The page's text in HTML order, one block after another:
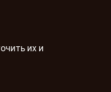
их и